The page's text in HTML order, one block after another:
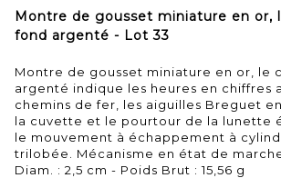
Montre de gousset miniature en or,
fond argenté - Lot 33
Montre de gousset miniature en or, le
argenté indique les heures en chiffres
chemins de fer, les aiguilles Breguet
la cuvette et le pourtour de la lunette
le mouvement à échappement à
trilobée. Mécanisme en état de
Diam. : 2,5 cm - Poids Brut : 15,56 g